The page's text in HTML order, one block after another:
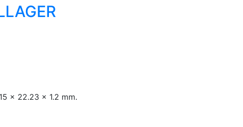
x 22.23 x 1.2 mm.